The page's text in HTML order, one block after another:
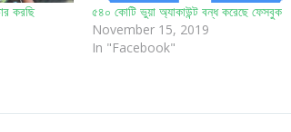
করছি
৫৪০ কোটি ভুয়া অ্যাকাউন্ট বন্ধ করেছে ফেসবুক
November 15, 2019
In "Facebook"